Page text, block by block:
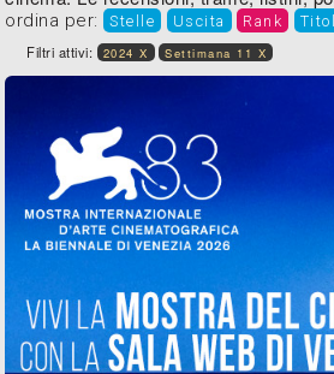
ordina per: Stelle Uscita Rank
Filtri attivi: 2024 X Settimana 11 X